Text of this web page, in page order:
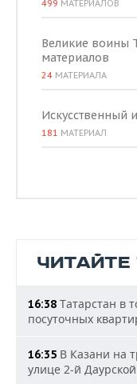
499 МАТЕРИАЛОВ
Великие воины
материалов
24 МАТЕРИАЛА
Искусственный
181 МАТЕРИАЛ
16:38 Татарстан в
посуточных
16:35 В Казани на
улице 2-й Даурской